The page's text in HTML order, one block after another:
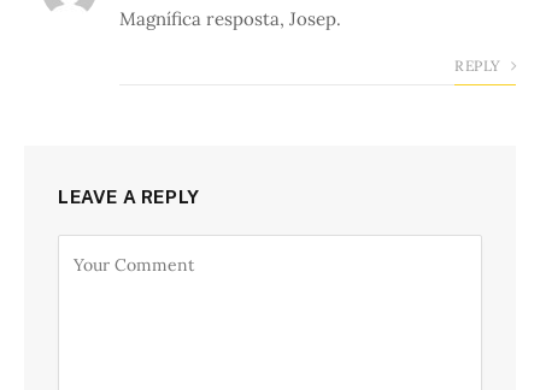
Magnífica resposta, Josep.
REPLY
LEAVE A REPLY